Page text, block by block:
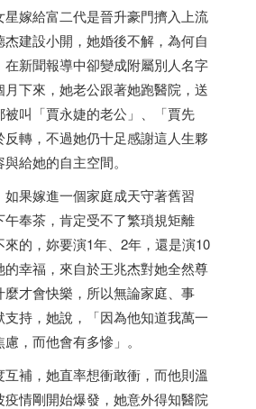
嫁給富二代是晉升豪門擠入上流
建設小開，她婚後不解，為何自
新聞報導中卻變成附屬別人名字
月下來，她老公跟著她跑醫院，送
叫「賈永婕的老公」、「賈先
轉，不過她仍十足感謝這人生夥
給她的自主空間。
果嫁進一個家庭成天守著舊習
奉茶，肯定受不了繁瑣規矩離
的，妳要演1年、2年，還是演10
幸福，來自於王兆杰對她全然尊
才會快樂，所以無論家庭、事
持，她說，「因為他知道我萬一
，而他會有多慘」。
補，她直率想衝敢衝，而他則溫
情剛開始爆發，她意外得知醫院